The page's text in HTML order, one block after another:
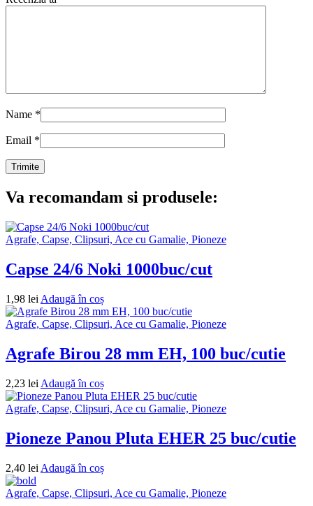
Name *
Email *
Va recomandam si produsele:
Agrafe, Capse, Clipsuri, Ace cu Gamalie, Pioneze
Capse 24/6 Noki 1000buc/cut
1,98 lei Adaugă în coș
Agrafe, Capse, Clipsuri, Ace cu Gamalie, Pioneze
Agrafe Birou 28 mm EH, 100 buc/cutie
2,23 lei Adaugă în coș
Agrafe, Capse, Clipsuri, Ace cu Gamalie, Pioneze
Pioneze Panou Pluta EHER 25 buc/cutie
2,40 lei Adaugă în coș
Agrafe, Capse, Clipsuri, Ace cu Gamalie, Pioneze